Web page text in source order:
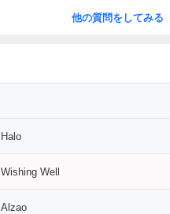
他の質問をしてみる
Halo
Wishing Well
Alzao